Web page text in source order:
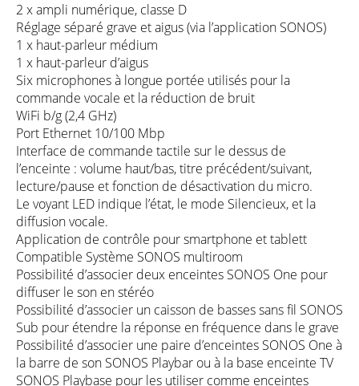
2 x ampli numérique, classe D
Réglage séparé grave et aigus (via l’application SONOS)
1 x haut-parleur médium
1 x haut-parleur d’aigus
Six microphones à longue portée utilisés pour la
commande vocale et la réduction de bruit
WiFi b/g (2,4 GHz)
Port Ethernet 10/100 Mbp
Interface de commande tactile sur le dessus de
l’enceinte : volume haut/bas, titre précédent/suivant,
lecture/pause et fonction de désactivation du micro.
Le voyant LED indique l’état, le mode Silencieux, et la
diffusion vocale.
Application de contrôle pour smartphone et tablett
Compatible Système SONOS multiroom
Possibilité d’associer deux enceintes SONOS One pour
diffuser le son en stéréo
Possibilité d’associer un caisson de basses sans fil SONOS
Sub pour étendre la réponse en fréquence dans le grave
Possibilité d’associer une paire d’enceintes SONOS One à
la barre de son SONOS Playbar ou à la base enceinte TV
SONOS Playbase pour les utiliser comme enceintes